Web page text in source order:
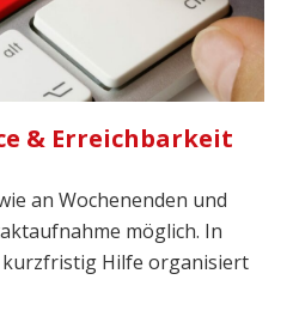
& Erreichbarkeit
an Wochenenden und
möglich. In
Hilfe organisiert